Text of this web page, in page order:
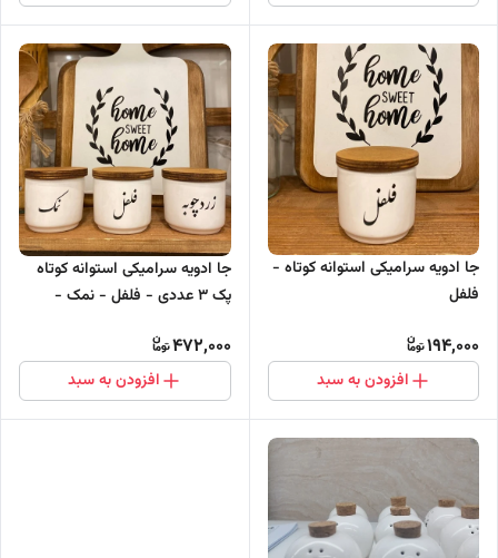
جا ادویه سرامیکی استوانه کوتاه -
فلفل
194,000
افزودن به سبد
جا ادویه سرامیکی استوانه کوتاه
پک 3 عددی - فلفل - نمک -
472,000
افزودن به سبد